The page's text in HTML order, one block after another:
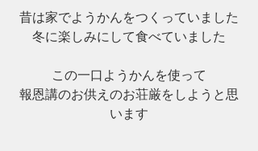
昔は家でようかんをつくっていました
冬に楽しみにして食べていました
この一口ようかんを使って
報恩講のお供えのお荘厳をしようと思
います